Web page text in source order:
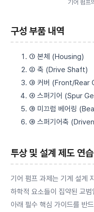
기어 펌프
구성 부품 내역
① 본체 (Housing)
② 축 (Drive Shaft)
③ 커버 (Front/Rear
④ 스퍼기어 (Spur
⑤ 미끄럼 베어링
⑥ 스퍼기어축
투상 및 설계 제도 연
기어 펌프 과제는 기계 설계
하학적 요소들이 집약된 교
아래 필수 핵심 가이드를 반